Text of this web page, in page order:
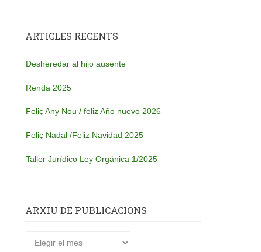
ARTICLES RECENTS
Desheredar al hijo ausente
Renda 2025
Feliç Any Nou / feliz Año nuevo 2026
Feliç Nadal /Feliz Navidad 2025
Taller Jurídico Ley Orgánica 1/2025
ARXIU DE PUBLICACIONS